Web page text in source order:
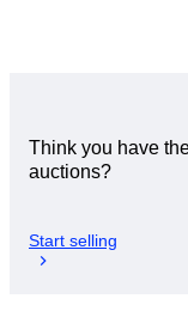
Think you have
auctions?
Start selling